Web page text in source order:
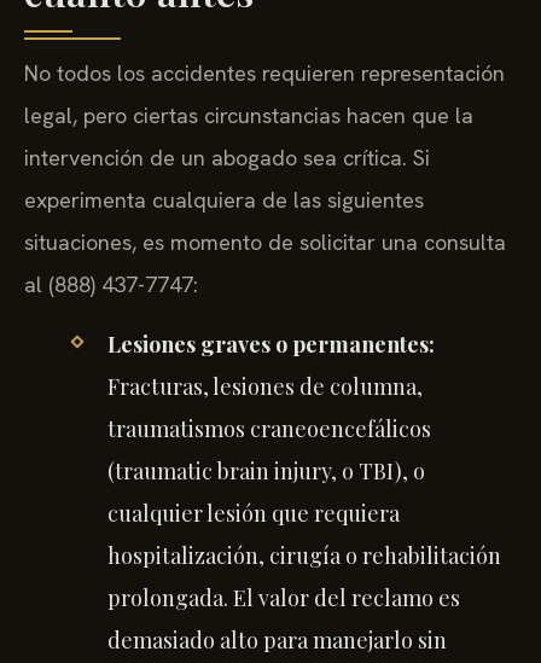
No todos los accidentes requieren representación
legal, pero ciertas circunstancias hacen que la
intervención de un abogado sea crítica. Si
experimenta cualquiera de las siguientes
situaciones, es momento de solicitar una consulta
al (888) 437-7747:
Lesiones graves o permanentes:
Fracturas, lesiones de columna,
traumatismos craneoencefálicos
(traumatic brain injury, o TBI), o
cualquier lesión que requiera
hospitalización, cirugía o rehabilitación
prolongada. El valor del reclamo es
demasiado alto para manejarlo sin